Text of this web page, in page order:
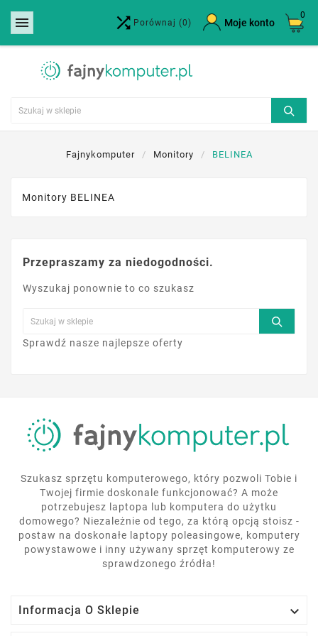
  Porównaj (0) Moje konto
0
Fajnykomputer Monitory BELINEA
Monitory BELINEA
Przepraszamy za niedogodności.
Wyszukaj ponownie to co szukasz
Sprawdź nasze najlepsze oferty
Szukasz sprzętu komputerowego, który pozwoli Tobie i
Twojej firmie doskonale funkcjonować? A może
potrzebujesz laptopa lub komputera do użytku
domowego? Niezależnie od tego, za którą opcją stoisz -
postaw na doskonałe laptopy poleasingowe, komputery
powystawowe i inny używany sprzęt komputerowy ze
sprawdzonego źródła!
Informacja O Sklepie 
Utwórz listę życzeń ×
Nazwa listy życzeń
Anuluj Utwórz listę życzeń